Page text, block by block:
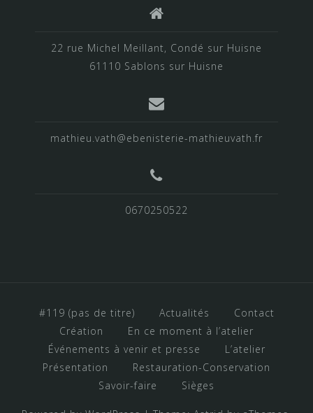
22 rue Michel Meillant, Condé sur Huisne
61110 Sablons sur Huisne
mathieu.vath@ebenisterie-mathieuvath.fr
0670250522
#119 (pas de titre) Actualités
Contact
Création
En ce moment à l’atelier
Événements à venir et presse
L’atelier
Présentation
Restauration-Conservation
Savoir-faire
Sièges